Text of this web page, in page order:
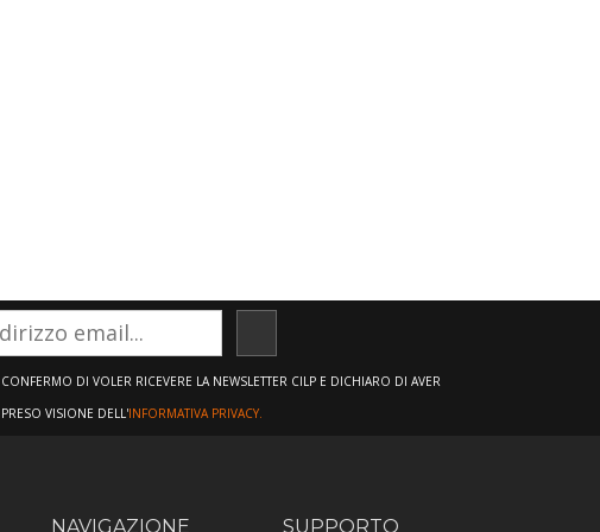
CONFERMO DI VOLER RICEVERE LA NEWSLETTER CILP E DICHIARO DI AVER
PRESO VISIONE DELL'INFORMATIVA PRIVACY.
NAVIGAZIONE SUPPORTO